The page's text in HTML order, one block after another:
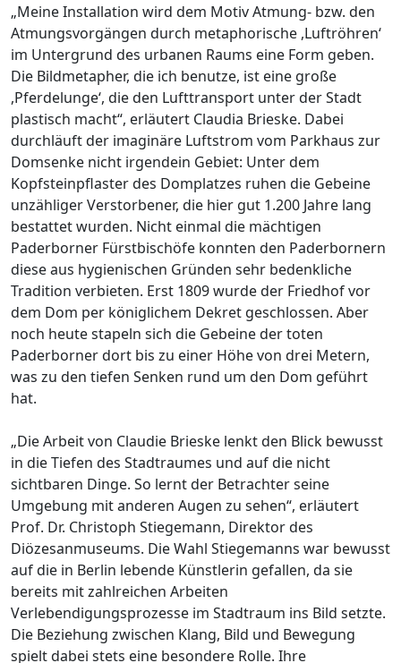
„Meine Installation wird dem Motiv Atmung- bzw. den
Atmungsvorgängen durch metaphorische ,Luftröhren‘
im Untergrund des urbanen Raums eine Form geben.
Die Bildmetapher, die ich benutze, ist eine große
,Pferdelunge‘, die den Lufttransport unter der Stadt
plastisch macht“, erläutert Claudia Brieske. Dabei
durchläuft der imaginäre Luftstrom vom Parkhaus zur
Domsenke nicht irgendein Gebiet: Unter dem
Kopfsteinpflaster des Domplatzes ruhen die Gebeine
unzähliger Verstorbener, die hier gut 1.200 Jahre lang
bestattet wurden. Nicht einmal die mächtigen
Paderborner Fürstbischöfe konnten den Paderbornern
diese aus hygienischen Gründen sehr bedenkliche
Tradition verbieten. Erst 1809 wurde der Friedhof vor
dem Dom per königlichem Dekret geschlossen. Aber
noch heute stapeln sich die Gebeine der toten
Paderborner dort bis zu einer Höhe von drei Metern,
was zu den tiefen Senken rund um den Dom geführt
hat.
„Die Arbeit von Claudie Brieske lenkt den Blick bewusst
in die Tiefen des Stadtraumes und auf die nicht
sichtbaren Dinge. So lernt der Betrachter seine
Umgebung mit anderen Augen zu sehen“, erläutert
Prof. Dr. Christoph Stiegemann, Direktor des
Diözesanmuseums. Die Wahl Stiegemanns war bewusst
auf die in Berlin lebende Künstlerin gefallen, da sie
bereits mit zahlreichen Arbeiten
Verlebendigungsprozesse im Stadtraum ins Bild setzte.
Die Beziehung zwischen Klang, Bild und Bewegung
spielt dabei stets eine besondere Rolle. Ihre